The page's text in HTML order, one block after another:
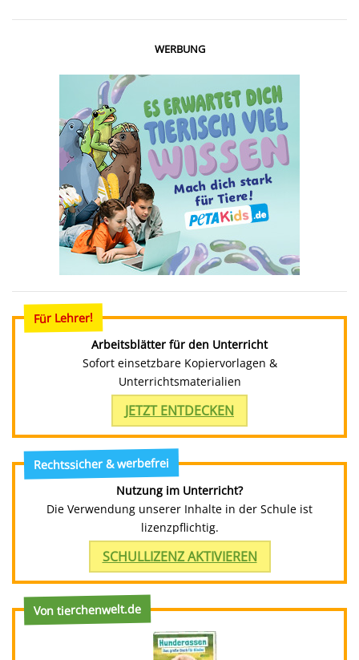
WERBUNG
Für Lehrer!
Arbeitsblätter für den Unterricht
Sofort einsetzbare Kopiervorlagen &
Unterrichtsmaterialien
JETZT ENTDECKEN
Rechtssicher & werbefrei
Nutzung im Unterricht?
Die Verwendung unserer Inhalte in der Schule ist
lizenzpflichtig.
SCHULLIZENZ AKTIVIEREN
Von tierchenwelt.de